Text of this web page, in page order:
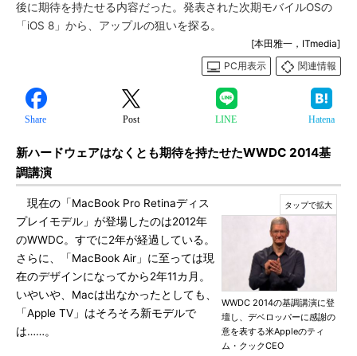
後に期待を持たせる内容だった。発表された次期モバイルOSの
「iOS 8」から、アップルの狙いを探る。
[本田雅一，ITmedia]
PC用表示
関連情報
Share Post LINE Hatena
新ハードウェアはなくとも期待を持たせたWWDC 2014基
調講演
WWDC 2014の基調講演に登
壇し、デベロッパーに感謝の
意を表する米Appleのティ
ム・クックCEO
現在の「MacBook Pro Retinaディス
プレイモデル」が登場したのは2012年
のWWDC。すでに2年が経過している。
さらに、「MacBook Air」に至っては現
在のデザインになってから2年11カ月。
いやいや、Macは出なかったとしても、
「Apple TV」はそろそろ新モデルで
は……。